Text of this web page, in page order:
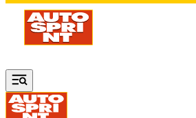
Vai al contenuto principale